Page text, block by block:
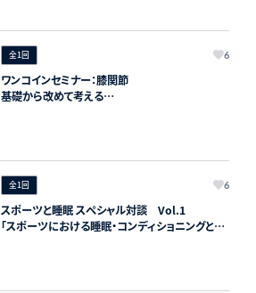
全1回 6
ワンコインセミナー：膝関節
基礎から改めて考える
全1回 6
スポーツと睡眠 スペシャル対談 Vol.1
「スポーツにおける睡眠・コンディショニングと